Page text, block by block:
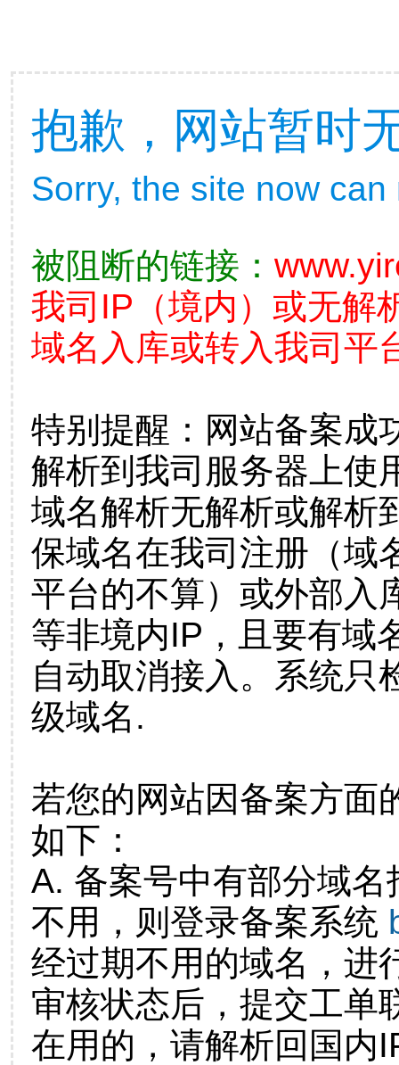
抱歉，网站暂时
Sorry, the site now
被阻断的链接：
我司IP（境内）或无解
域名入库或转入我司平
特别提醒：网站备案成
解析到我司服务器上使
域名解析无解析或解析
保域名在我司注册（域
平台的不算）或外部入
等非境内IP，且要有域
自动取消接入。系统只
级域名.
若您的网站因备案方面
如下：
A. 备案号中有部分域
不用，则登录备案系统
经过期不用的域名，进
审核状态后，提交工单
在用的，请解析回国内